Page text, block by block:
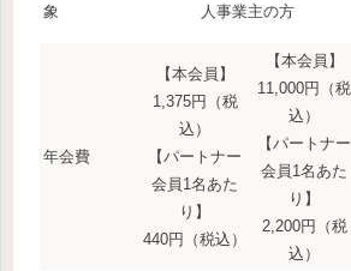
象
人事業主の方
年会費
【本会員】
1,375円（税
込）
【パートナー
会員1名あた
り】
440円（税込）
【本会員】
11,000円（税
込）
【パートナー
会員1名あた
り】
2,200円（税
込）